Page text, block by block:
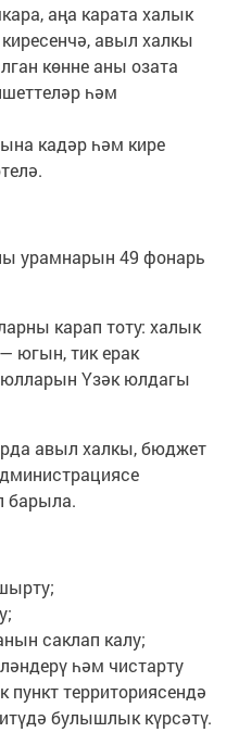
аңа карата халык
авыл халкы
көнне аны озата
һәм
кадәр һәм кире
урамнарын 49 фонарь
карап тоту: халык
югын, тик ерак
Үзәк юлдагы
авыл халкы, бюджет
барыла.
саклап калу;
һәм чистарту
пункт территориясендә
булышлык күрсәтү.